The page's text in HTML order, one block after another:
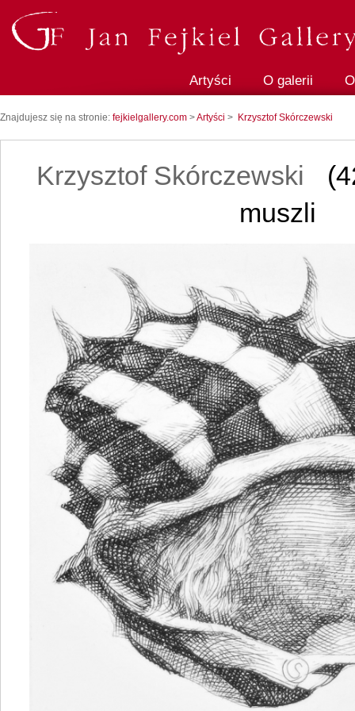
Artyści O galerii
Znajdujesz się na stronie: fejkielgallery.com >Artyści > Krzysztof Skórczewski
Krzysztof Skórczewski
muszli